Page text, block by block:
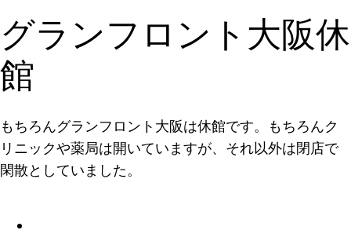
グランフロント大阪休
館
もちろんグランフロント大阪は休館です。もちろんク
リニックや薬局は開いていますが、それ以外は閉店で
閑散としていました。